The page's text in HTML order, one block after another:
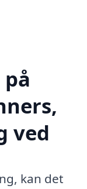
ved
kan det